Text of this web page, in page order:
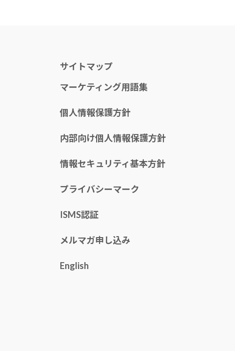
サイトマップ
マーケティング用語集
個人情報保護方針
内部向け個人情報保護方針
情報セキュリティ基本方針
プライバシーマーク
ISMS認証
メルマガ申し込み
English